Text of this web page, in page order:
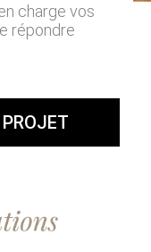
charge vos
répondre